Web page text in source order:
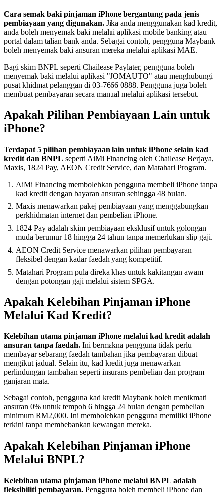
Cara semak baki pinjaman iPhone bergantung pada jenis
pembiayaan yang digunakan. Jika anda menggunakan kad kredit,
anda boleh menyemak baki melalui aplikasi mobile banking atau
portal dalam talian bank anda. Sebagai contoh, pengguna Maybank
boleh menyemak baki ansuran mereka melalui aplikasi MAE.
Bagi skim BNPL seperti Chailease Paylater, pengguna boleh
menyemak baki melalui aplikasi "JOMAUTO" atau menghubungi
pusat khidmat pelanggan di 03-7666 0888. Pengguna juga boleh
membuat pembayaran secara manual melalui aplikasi tersebut.
Apakah Pilihan Pembiayaan Lain untuk
iPhone?
Terdapat 5 pilihan pembiayaan lain untuk iPhone selain kad
kredit dan BNPL seperti AiMi Financing oleh Chailease Berjaya,
Maxis, 1824 Pay, AEON Credit Service, dan Matahari Program.
AiMi Financing membolehkan pengguna membeli iPhone tanpa
kad kredit dengan bayaran ansuran sehingga 48 bulan.
Maxis menawarkan pakej pembiayaan yang menggabungkan
perkhidmatan internet dan pembelian iPhone.
1824 Pay adalah skim pembiayaan eksklusif untuk golongan
muda berumur 18 hingga 24 tahun tanpa memerlukan slip gaji.
AEON Credit Service menawarkan pilihan pembayaran
fleksibel dengan kadar faedah yang kompetitif.
Matahari Program pula direka khas untuk kakitangan awam
dengan potongan gaji melalui sistem SPGA.
Apakah Kelebihan Pinjaman iPhone
Melalui Kad Kredit?
Kelebihan utama pinjaman iPhone melalui kad kredit adalah
ansuran tanpa faedah. Ini bermakna pengguna tidak perlu
membayar sebarang faedah tambahan jika pembayaran dibuat
mengikut jadual. Selain itu, kad kredit juga menawarkan
perlindungan tambahan seperti insurans pembelian dan program
ganjaran mata.
Sebagai contoh, pengguna kad kredit Maybank boleh menikmati
ansuran 0% untuk tempoh 6 hingga 24 bulan dengan pembelian
minimum RM2,000. Ini membolehkan pengguna memiliki iPhone
terkini tanpa membebankan kewangan mereka.
Apakah Kelebihan Pinjaman iPhone
Melalui BNPL?
Kelebihan utama pinjaman iPhone melalui BNPL adalah
fleksibiliti pembayaran. Pengguna boleh membeli iPhone dan